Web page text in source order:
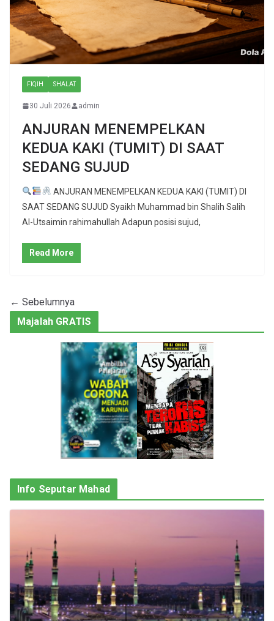
FIQIH SHALAT
30 Juli 2026 admin
ANJURAN MENEMPELKAN
KEDUA KAKI (TUMIT) DI SAAT
SEDANG SUJUD
ANJURAN MENEMPELKAN KEDUA KAKI (TUMIT) DI
SAAT SEDANG SUJUD Syaikh Muhammad bin Shalih Salih
Al-Utsaimin rahimahullah Adapun posisi sujud,
Read More
← Sebelumnya
Majalah GRATIS
Info Seputar Mahad